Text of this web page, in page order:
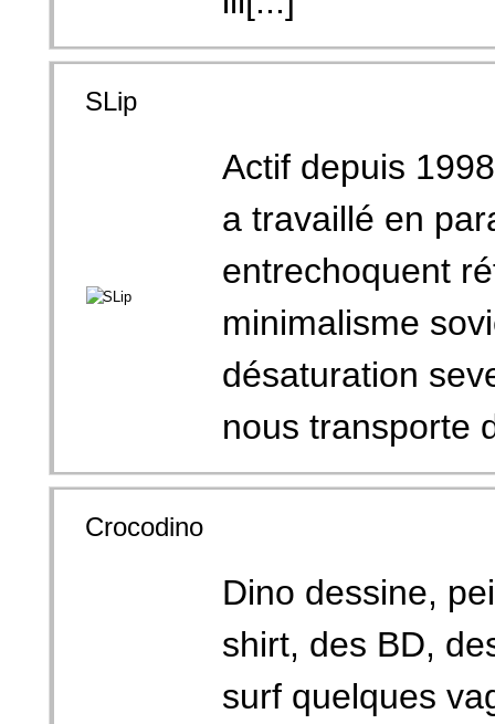
SLip
Actif depuis
a travaillé en
entrechoquent
minimalisme
désaturation
nous transporte
Crocodino
Dino dessine,
shirt, des BD,
surf quelques